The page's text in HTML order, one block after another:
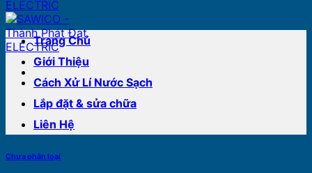
Trang Chủ
Giới Thiệu
Cách Xử Lí Nước Sạch
Lắp đặt & sửa chữa
Liên Hệ
Chưa phân loại